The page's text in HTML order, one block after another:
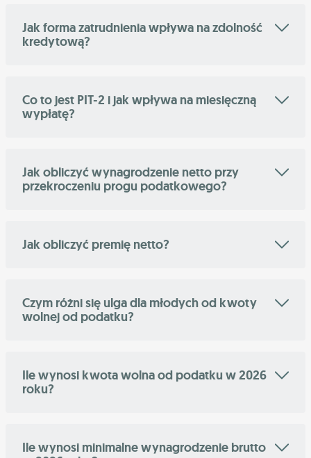
Jak forma zatrudnienia wpływa na zdolność
kredytową?
Co to jest PIT-2 i jak wpływa na miesięczną
wypłatę?
Jak obliczyć wynagrodzenie netto przy
przekroczeniu progu podatkowego?
Jak obliczyć premię netto?
Czym różni się ulga dla młodych od kwoty
wolnej od podatku?
Ile wynosi kwota wolna od podatku w 2026
roku?
Ile wynosi minimalne wynagrodzenie brutto